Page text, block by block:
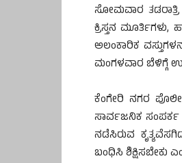
ಸೋಮವಾರ ತಡರಾತ್ರಿ
ಕ್ರಿಸ್ತನ ಮೂರ್ತಿಗಳು,
ಅಲಂಕಾರಿಕ
ಮಂಗಳವಾರ ಬೆಳಿಗ್ಗೆ
ಕೆಂಗೇರಿ ನಗರ
ಸಾರ್ವಜನಿಕ ಸಂಪರ್ಕ
ನಡೆಸಿರುವ
ಬಂಧಿಸಿ ಶಿಕ್ಷಿಸಬೇಕು